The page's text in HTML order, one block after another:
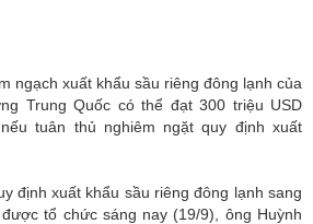
ngạch xuất khẩu sầu riêng đông lạnh của
Trung Quốc có thể đạt 300 triệu USD
tuân thủ nghiêm ngặt quy định xuất
định xuất khẩu sầu riêng đông lạnh sang
tổ chức sáng nay (19/9), ông Huỳnh